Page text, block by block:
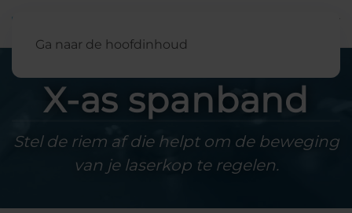
Ga naar de hoofdinhoud
X-as spanband
Stel de riem af die helpt om de beweging
van je laserkop te regelen.